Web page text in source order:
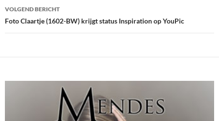
VOLGEND BERICHT
Foto Claartje (1602-BW) krijgt status Inspiration op YouPic